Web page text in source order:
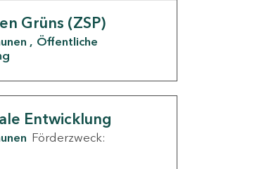
Grüns (ZSP)
Öffentliche
Entwicklung
Förderzweck: